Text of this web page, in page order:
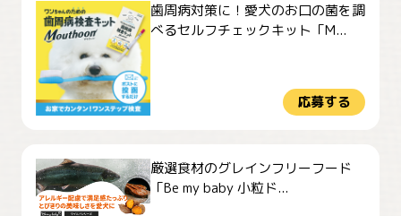
歯周病対策に！愛犬のお口の菌を調
べるセルフチェックキット「M...
応募する
厳選食材のグレインフリーフード
「Be my baby 小粒ド...